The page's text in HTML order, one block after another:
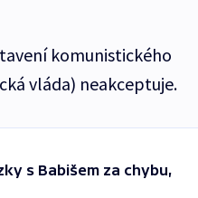
komunistického
vláda) neakceptuje.
s Babišem za chybu,